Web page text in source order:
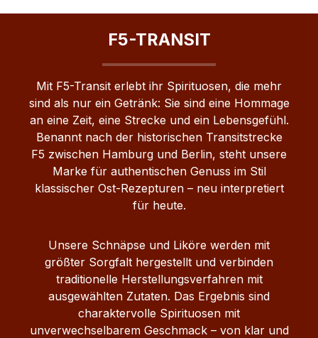
F5-TRANSIT
Mit F5-Transit erlebt ihr Spirituosen, die mehr
sind als nur ein Getränk: Sie sind eine Hommage
an eine Zeit, eine Strecke und ein Lebensgefühl.
Benannt nach der historischen Transitstrecke
F5 zwischen Hamburg und Berlin, steht unsere
Marke für authentischen Genuss im Stil
klassischer Ost-Rezepturen – neu interpretiert
für heute.
Unsere Schnäpse und Liköre werden mit
größter Sorgfalt hergestellt und verbinden
traditionelle Herstellungsverfahren mit
ausgewählten Zutaten. Das Ergebnis sind
charaktervolle Spirituosen mit
unverwechselbarem Geschmack – von klar und